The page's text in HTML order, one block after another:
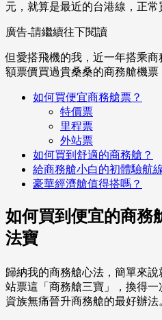
元，就算是最近的台港線，正常
廣告-請繼續往下閱讀
但愛搭飛機的我，近一年搭乘
額票價買過貴桑桑的商務艙機票
如何買便宜商務艙票？
特價票
里程票
外站票
如何買到舒適的商務艙？
給商務艙小白的初體驗航
豪華經濟艙值得搭嗎？
如何買到便宜的商務
法寶
歸納我的商務艙心法，簡單來
站票這「商務艙三寶」，換得
資族無痛晉升商務艙的最好辦法